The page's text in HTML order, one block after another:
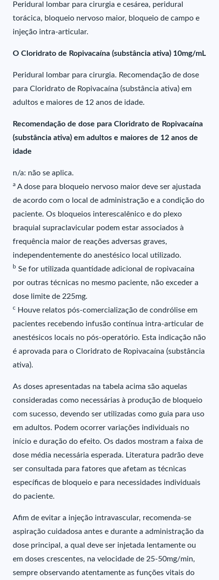
Peridural lombar para cirurgia e cesárea, peridural
torácica, bloqueio nervoso maior, bloqueio de campo e
injeção intra-articular.
O Cloridrato de Ropivacaína (substância ativa) 10mg/mL
Peridural lombar para cirurgia. Recomendação de dose
para Cloridrato de Ropivacaína (substância ativa) em
adultos e maiores de 12 anos de idade.
Recomendação de dose para Cloridrato de Ropivacaína
(substância ativa) em adultos e maiores de 12 anos de
idade
n/a: não se aplica.
a A dose para bloqueio nervoso maior deve ser ajustada
de acordo com o local de administração e a condição do
paciente. Os bloqueios interescalênico e do plexo
braquial supraclavicular podem estar associados à
frequência maior de reações adversas graves,
independentemente do anestésico local utilizado.
b Se for utilizada quantidade adicional de ropivacaína
por outras técnicas no mesmo paciente, não exceder a
dose limite de 225mg.
c
Houve relatos pós-comercialização de condrólise em
pacientes recebendo infusão contínua intra-articular de
anestésicos locais no pós-operatório. Esta indicação não
é aprovada para o Cloridrato de Ropivacaína (substância
ativa).
As doses apresentadas na tabela acima são aquelas
consideradas como necessárias à produção de bloqueio
com sucesso, devendo ser utilizadas como guia para uso
em adultos. Podem ocorrer variações individuais no
início e duração do efeito. Os dados mostram a faixa de
dose média necessária esperada. Literatura padrão deve
ser consultada para fatores que afetam as técnicas
específicas de bloqueio e para necessidades individuais
do paciente.
Afim de evitar a injeção intravascular, recomenda-se
aspiração cuidadosa antes e durante a administração da
dose principal, a qual deve ser injetada lentamente ou
em doses crescentes, na velocidade de 25-50mg/min,
sempre observando atentamente as funções vitais do